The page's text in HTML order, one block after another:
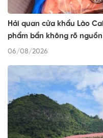
Hải quan cửa khẩu Lào
phẩm bẩn không rõ
06/08/2026